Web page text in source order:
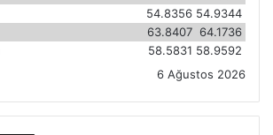
54.9344
54.8356
64.1736
63.8407
58.9592
58.5831
6 Ağustos 2026